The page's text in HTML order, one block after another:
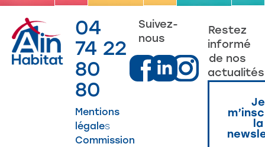
04
74 22
80
80
Mentions
légales
Commission
Suivez-
nous
Restez
informé
de nos
actualités
Je
la